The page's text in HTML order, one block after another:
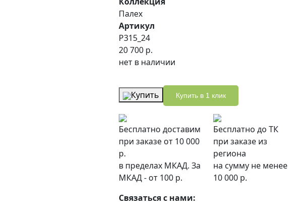
Палех
Артикул
P315_24
20 700 р.
нет в наличии
Купить Купить в 1 клик
Бесплатно доставим
при заказе от 10 000
р.
в пределах МКАД. За
МКАД - от 100 р.
Бесплатно до ТК
при заказе из
региона
на сумму не менее
10 000 р.
Связаться с нами: